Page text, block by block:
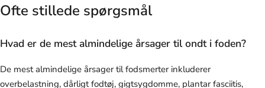
Ofte stillede spørgsmål
Hvad er de mest almindelige årsager til ondt i foden?
De mest almindelige årsager til fodsmerter inkluderer
overbelastning, dårligt fodtøj, gigtsygdomme, plantar fasciitis,